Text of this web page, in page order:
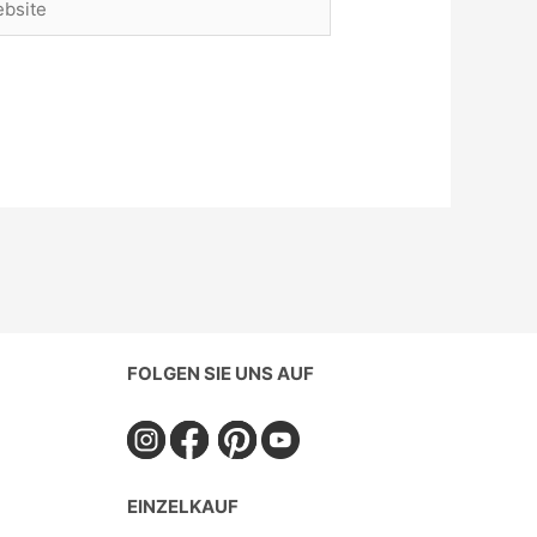
FOLGEN SIE UNS AUF
EINZELKAUF